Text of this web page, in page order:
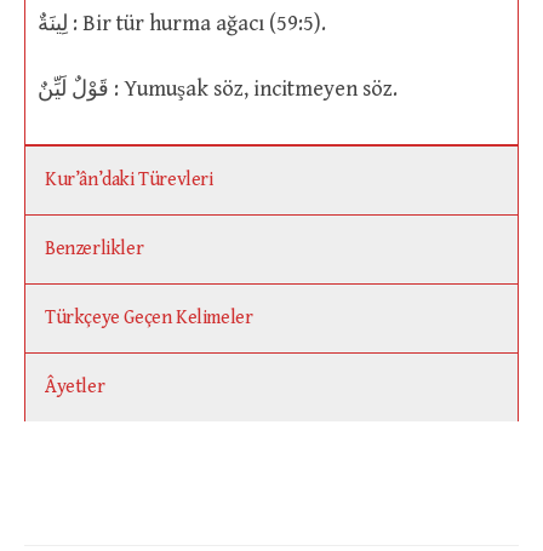
لِينَةٌ : Bir tür hurma ağacı (59:5).
قَوْلٌ لَيِّنٌ : Yumuşak söz, incitmeyen söz.
Kur’ân’daki Türevleri
Benzerlikler
Türkçeye Geçen Kelimeler
Âyetler